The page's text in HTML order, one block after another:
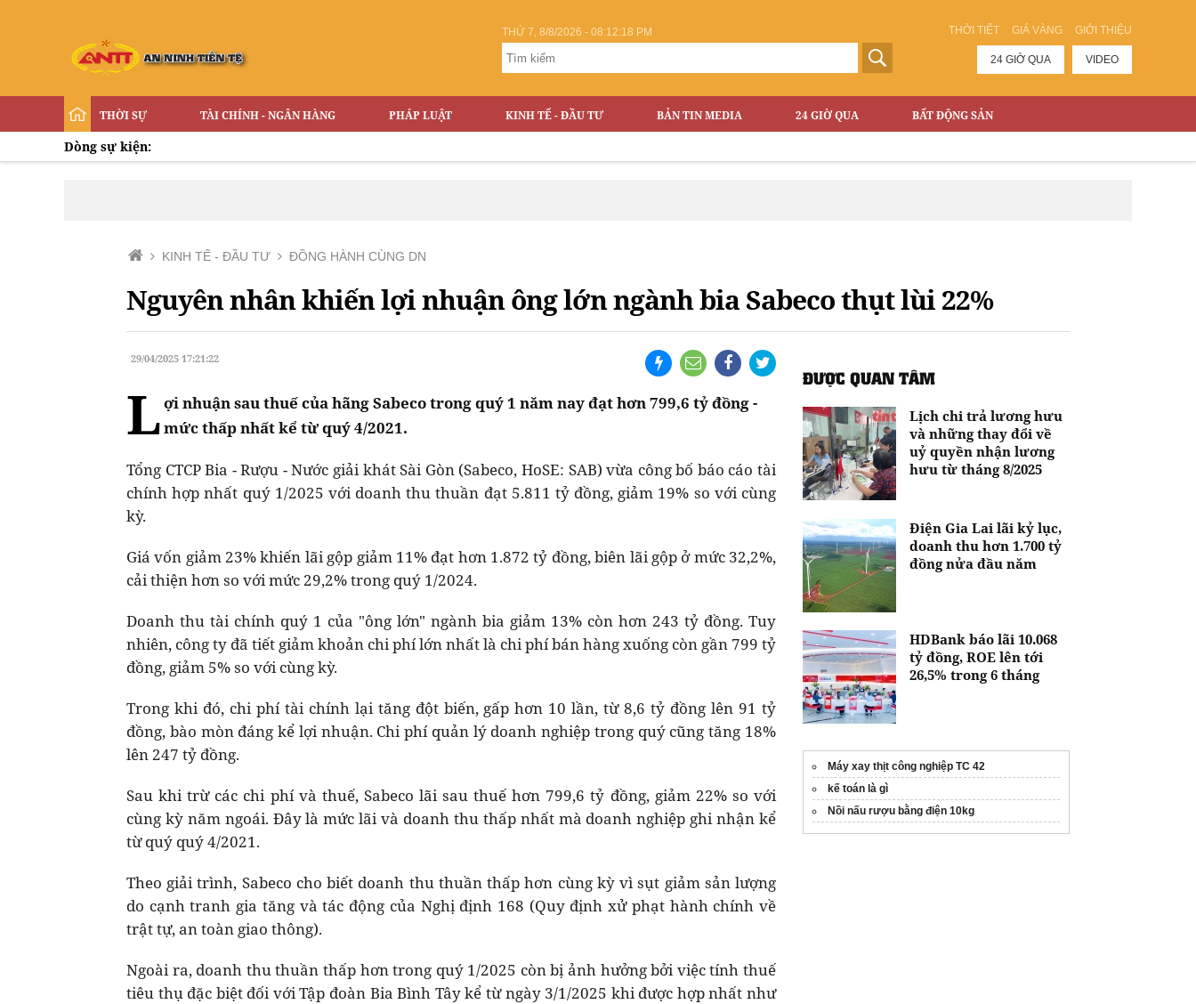
THỜI TIẾT GIÁ VÀNG GIỚI THIỆU
THỨ 7, 8/8/2026 - 08:12:18 PM
24 GIỜ QUA VIDEO
THỜI SỰ TÀI CHÍNH - NGÂN HÀNG PHÁP LUẬT KINH TẾ - ĐẦU TƯ BẢN TIN MEDIA 24 GIỜ QUA BẤT ĐỘNG SẢN
Dòng sự kiện:
KINH TẾ - ĐẦU TƯ ĐỒNG HÀNH CÙNG DN
Nguyên nhân khiến lợi nhuận ông lớn ngành bia Sabeco thụt lùi 22%
29/04/2025 17:21:22
Lợi nhuận sau thuế của hãng Sabeco trong quý 1 năm nay đạt hơn 799,6 tỷ đồng -
mức thấp nhất kể từ quý 4/2021.
Tổng CTCP Bia - Rượu - Nước giải khát Sài Gòn (Sabeco, HoSE: SAB) vừa công bố báo cáo tài
chính hợp nhất quý 1/2025 với doanh thu thuần đạt 5.811 tỷ đồng, giảm 19% so với cùng
kỳ.
Giá vốn giảm 23% khiến lãi gộp giảm 11% đạt hơn 1.872 tỷ đồng, biên lãi gộp ở mức 32,2%,
cải thiện hơn so với mức 29,2% trong quý 1/2024.
Doanh thu tài chính quý 1 của "ông lớn" ngành bia giảm 13% còn hơn 243 tỷ đồng. Tuy
nhiên, công ty đã tiết giảm khoản chi phí lớn nhất là chi phí bán hàng xuống còn gần 799 tỷ
đồng, giảm 5% so với cùng kỳ.
Trong khi đó, chi phí tài chính lại tăng đột biến, gấp hơn 10 lần, từ 8,6 tỷ đồng lên 91 tỷ
đồng, bào mòn đáng kể lợi nhuận. Chi phí quản lý doanh nghiệp trong quý cũng tăng 18%
lên 247 tỷ đồng.
Sau khi trừ các chi phí và thuế, Sabeco lãi sau thuế hơn 799,6 tỷ đồng, giảm 22% so với
cùng kỳ năm ngoái. Đây là mức lãi và doanh thu thấp nhất mà doanh nghiệp ghi nhận kể
từ quý quý 4/2021.
Theo giải trình, Sabeco cho biết doanh thu thuần thấp hơn cùng kỳ vì sụt giảm sản lượng
do cạnh tranh gia tăng và tác động của Nghị định 168 (Quy định xử phạt hành chính về
trật tự, an toàn giao thông).
Ngoài ra, doanh thu thuần thấp hơn trong quý 1/2025 còn bị ảnh hưởng bởi việc tính thuế
tiêu thụ đặc biệt đối với Tập đoàn Bia Bình Tây kể từ ngày 3/1/2025 khi được hợp nhất như
ĐƯỢC QUAN TÂM
Lịch chi trả lương hưu
và những thay đổi về
uỷ quyền nhận lương
hưu từ tháng 8/2025
Điện Gia Lai lãi kỷ lục,
doanh thu hơn 1.700 tỷ
đồng nửa đầu năm
HDBank báo lãi 10.068
tỷ đồng, ROE lên tới
26,5% trong 6 tháng
Máy xay thịt công nghiệp TC 42
kế toán là gì
Nồi nấu rượu bằng điện 10kg